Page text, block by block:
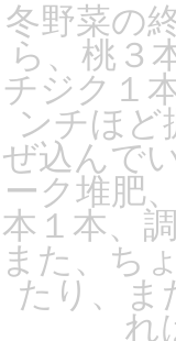
冬野菜の
ら、桃３
チジク１
ンチほど
ぜ込んで
ーク堆肥
本１本、
また、ち
たり、ま
れ